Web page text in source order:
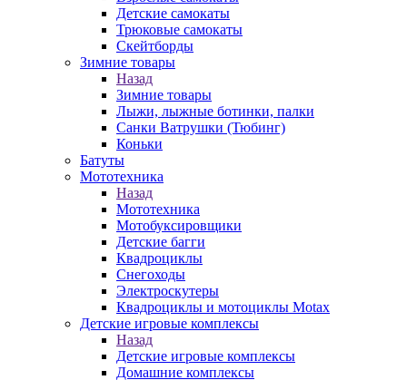
Детские самокаты
Трюковые самокаты
Скейтборды
Зимние товары
Назад
Зимние товары
Лыжи, лыжные ботинки, палки
Санки Ватрушки (Тюбинг)
Коньки
Батуты
Мототехника
Назад
Мототехника
Мотобуксировщики
Детские багги
Квадроциклы
Снегоходы
Электроскутеры
Квадроциклы и мотоциклы Motax
Детские игровые комплексы
Назад
Детские игровые комплексы
Домашние комплексы